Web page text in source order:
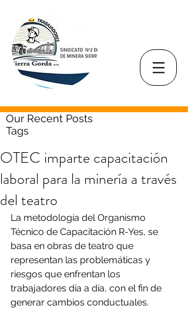
Our Recent Posts
Tags
OTEC imparte capacitación
laboral para la minería a través
del teatro
La metodología del Organismo
Técnico de Capacitación R-Yes, se
basa en obras de teatro que
representan las problemáticas y
riesgos que enfrentan los
trabajadores día a día, con el fin de
generar cambios conductuales.